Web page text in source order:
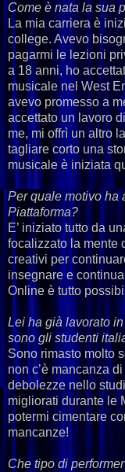
Come è nata la sua
La mia carriera è
college. Avevo
pagarmi le lezioni
a 18 anni, ho
musicale nel West
avevo promesso a
accettato un lavoro
me, mi offrì un altro
tagliare corto una
musicale è iniziata
Per quale motivo ha
Piattaforma?
E’ iniziato tutto da
focalizzato la mente
creativi per
insegnare e
Online è tutto
Lei ha già lavorato
sono gli studenti
Sono rimasto molto
non c’è mancanza
debolezze nello
migliorati durante le
potermi cimentare
mancanze!
Che tipo di